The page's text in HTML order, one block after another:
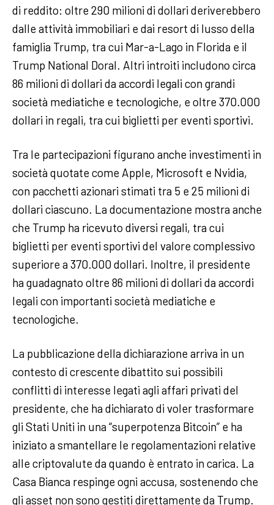
di reddito: oltre 290 milioni di dollari deriverebbero
dalle attività immobiliari e dai resort di lusso della
famiglia Trump, tra cui Mar-a-Lago in Florida e il
Trump National Doral. Altri introiti includono circa
86 milioni di dollari da accordi legali con grandi
società mediatiche e tecnologiche, e oltre 370.000
dollari in regali, tra cui biglietti per eventi sportivi.
Tra le partecipazioni figurano anche investimenti in
società quotate come Apple, Microsoft e Nvidia,
con pacchetti azionari stimati tra 5 e 25 milioni di
dollari ciascuno. La documentazione mostra anche
che Trump ha ricevuto diversi regali, tra cui
biglietti per eventi sportivi del valore complessivo
superiore a 370.000 dollari. Inoltre, il presidente
ha guadagnato oltre 86 milioni di dollari da accordi
legali con importanti società mediatiche e
tecnologiche.
La pubblicazione della dichiarazione arriva in un
contesto di crescente dibattito sui possibili
conflitti di interesse legati agli affari privati del
presidente, che ha dichiarato di voler trasformare
gli Stati Uniti in una “superpotenza Bitcoin” e ha
iniziato a smantellare le regolamentazioni relative
alle criptovalute da quando è entrato in carica. La
Casa Bianca respinge ogni accusa, sostenendo che
gli asset non sono gestiti direttamente da Trump.